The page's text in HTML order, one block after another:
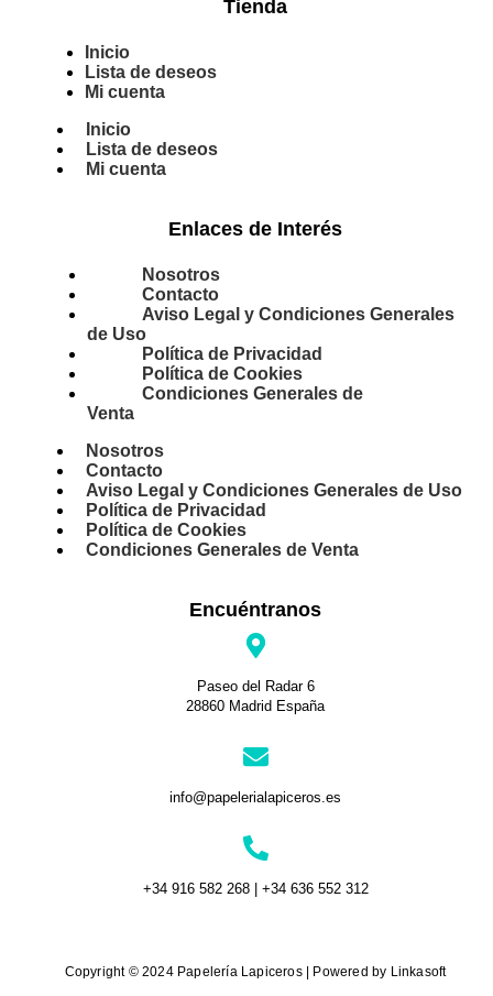
Tienda
Inicio
Lista de deseos
Mi cuenta
Inicio
Lista de deseos
Mi cuenta
Enlaces de Interés
Nosotros
Contacto
Aviso Legal y Condiciones Generales
de Uso
Política de Privacidad
Política de Cookies
Condiciones Generales de
Venta
Nosotros
Contacto
Aviso Legal y Condiciones Generales de Uso
Política de Privacidad
Política de Cookies
Condiciones Generales de Venta
Encuéntranos
Paseo del Radar 6
28860 Madrid España
info@papelerialapiceros.es
+34 916 582 268 | +34 636 552 312
Copyright © 2024 Papelería Lapiceros | Powered by Linkasoft